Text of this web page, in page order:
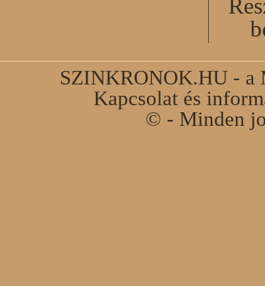
SZINKRONOK.HU - a
Kapcsolat és
© - Minden